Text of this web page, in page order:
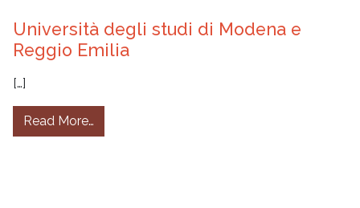
Università degli studi di Modena e
Reggio Emilia
[…]
Read More…